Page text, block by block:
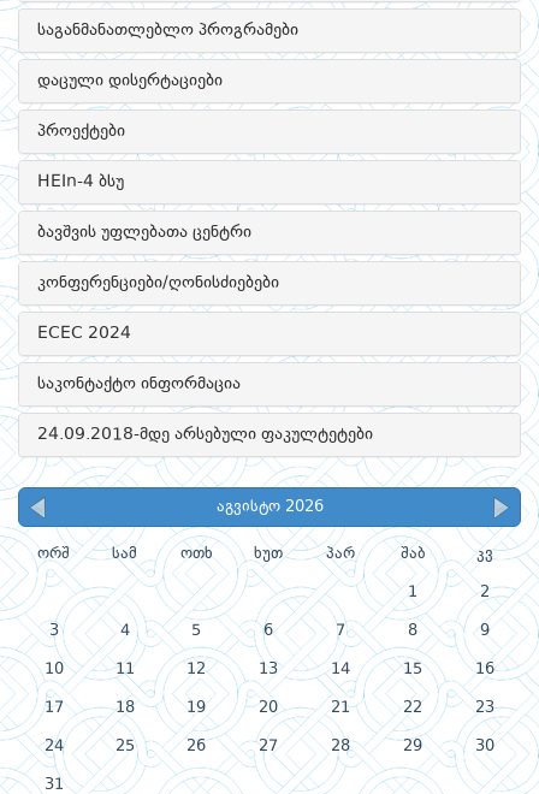
საგანმანათლებლო პროგრამები
დაცული დისერტაციები
პროექტები
HEIn-4 ბსუ
ბავშვის უფლებათა ცენტრი
კონფერენციები/ღონისძიებები
ECEC 2024
საკონტაქტო ინფორმაცია
24.09.2018-მდე არსებული ფაკულტეტები
აგვისტო 2026
ორშ სამ ოთხ ხუთ პარ შაბ კვ
1 2
3 4 5 6 7 8 9
10 11 12 13 14 15 16
17 18 19 20 21 22 23
24 25 26 27 28 29 30
31